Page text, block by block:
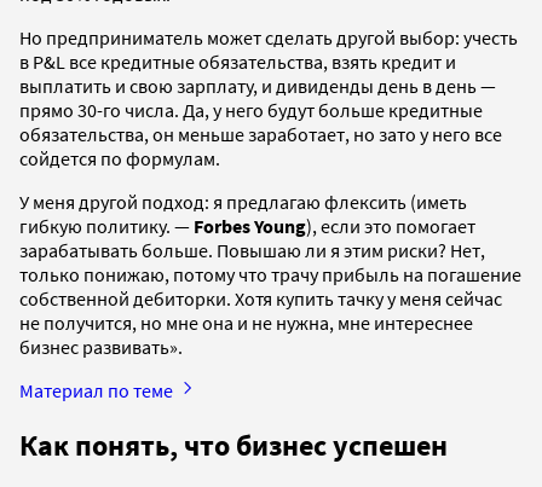
Но предприниматель может сделать другой выбор: учесть
в P&L все кредитные обязательства, взять кредит и
выплатить и свою зарплату, и дивиденды день в день —
прямо 30-го числа. Да, у него будут больше кредитные
обязательства, он меньше заработает, но зато у него все
сойдется по формулам.
У меня другой подход: я предлагаю флексить (иметь
гибкую политику. — Forbes Young), если это помогает
зарабатывать больше. Повышаю ли я этим риски? Нет,
только понижаю, потому что трачу прибыль на погашение
собственной дебиторки. Хотя купить тачку у меня сейчас
не получится, но мне она и не нужна, мне интереснее
бизнес развивать».
Материал по теме
Как понять, что бизнес успешен